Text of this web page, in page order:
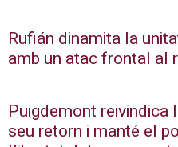
Rufián dinamita la
amb un atac frontal al
Puigdemont reivindica
seu retorn i manté el